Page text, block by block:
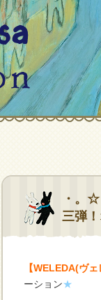
・。
三弾
【WELEDA(ヴ
ーション★